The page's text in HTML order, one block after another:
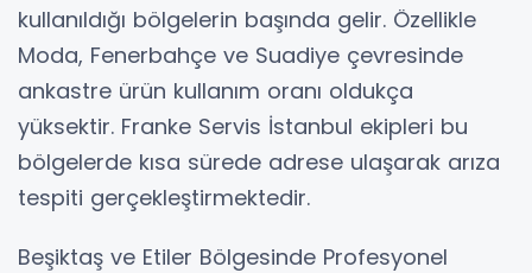
kullanıldığı bölgelerin başında gelir. Özellikle
Moda, Fenerbahçe ve Suadiye çevresinde
ankastre ürün kullanım oranı oldukça
yüksektir. Franke Servis İstanbul ekipleri bu
bölgelerde kısa sürede adrese ulaşarak arıza
tespiti gerçekleştirmektedir.
Beşiktaş ve Etiler Bölgesinde Profesyonel